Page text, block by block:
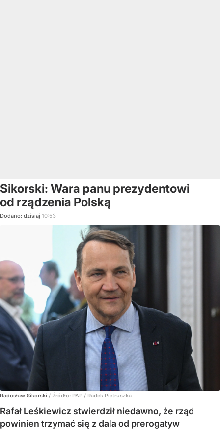
Sikorski: Wara panu prezydentowi
od rządzenia Polską
Dodano: dzisiaj 10:53
Radosław Sikorski / Źródło: PAP / Radek Pietruszka
Rafał Leśkiewicz stwierdził niedawno, że rząd
powinien trzymać się z dala od prerogatyw